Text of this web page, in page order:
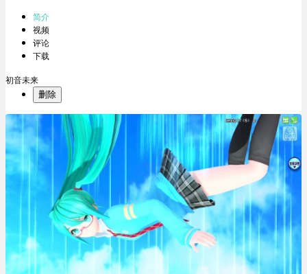
简介
视频
评论
下载
初音未来
删除